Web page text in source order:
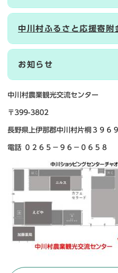
中川村ふるさと応援寄附
お知らせ
中川村農業観光交流センター
〒399-3802
長野県上伊那郡中川村片桐３９６９
電話 ０２６５－９６－０６５８